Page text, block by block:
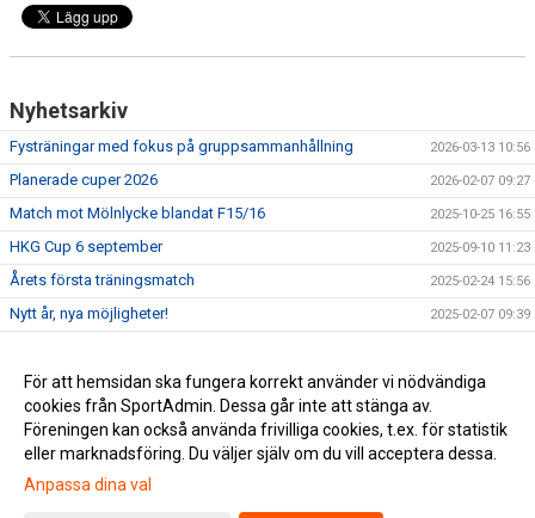
Nyhetsarkiv
Fysträningar med fokus på gruppsammanhållning 2026-03-13 10:56
Planerade cuper 2026 2026-02-07 09:27
Match mot Mölnlycke blandat F15/16 2025-10-25 16:55
HKG Cup 6 september 2025-09-10 11:23
Årets första träningsmatch 2025-02-24 15:56
Nytt år, nya möjligheter! 2025-02-07 09:39
Nu börjar seriespelet! 2024-04-19 10:07
En solig söndag på Donsö 2024-01-29 11:17
För att hemsidan ska fungera korrekt använder vi nödvändiga
cookies från SportAdmin. Dessa går inte att stänga av.
Föreningen kan också använda frivilliga cookies, t.ex. för statistik
eller marknadsföring. Du väljer själv om du vill acceptera dessa.
Anpassa dina val